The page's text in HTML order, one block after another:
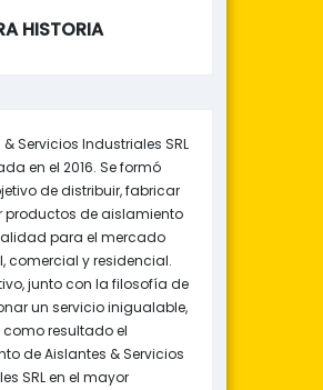
HISTORIA
Servicios Industriales SRL
en el 2016. Se formó
de distribuir, fabricar
productos de aislamiento
para el mercado
comercial y residencial.
junto con la filosofía de
un servicio inigualable,
resultado el
de Aislantes & Servicios
SRL en el mayor